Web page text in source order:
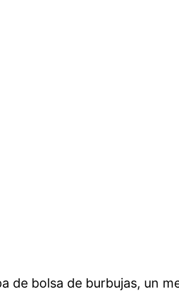
de bolsa de burbujas, un